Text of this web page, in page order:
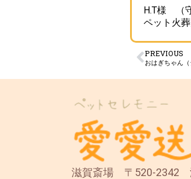
H.T様 （
ペット火
PREVIOUS
おはぎちゃん
滋賀斎場 〒520-2342